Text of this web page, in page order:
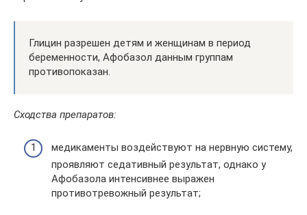
Глицин разрешен детям и женщинам в период
беременности, Афобазол данным группам
противопоказан.
Сходства препаратов:
медикаменты воздействуют на нервную систему,
проявляют седативный результат, однако у
Афобазола интенсивнее выражен
противотревожный результат;